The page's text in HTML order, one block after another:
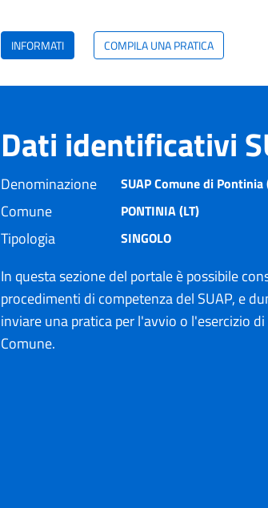
INFORMATI COMPILA UNA PRATICA
Dati identificativi
Denominazione SUAP Comune di Pontinia
Comune PONTINIA (LT)
Tipologia SINGOLO
In questa sezione del portale è possibile
procedimenti di competenza del SUAP, e
inviare una pratica per l'avvio o l'esercizio
Comune.